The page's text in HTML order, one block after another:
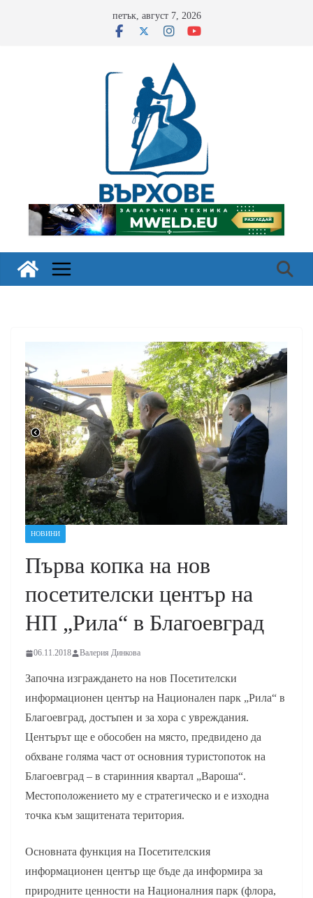
петък, август 7, 2026
НОВИНИ
Първа копка на нов
посетителски център на
НП „Рила“ в Благоевград
06.11.2018 Валерия Динкова
Започна изграждането на нов Посетителски
информационен център на Национален парк „Рила“ в
Благоевград, достъпен и за хора с увреждания.
Центърът ще е обособен на място, предвидено да
обхване голяма част от основния туристопоток на
Благоевград – в старинния квартал „Вароша“.
Местоположението му е стратегическо и е изходна
точка към защитената територия.
Основната функция на Посетителския
информационен център ще бъде да информира за
природните ценности на Националния парк (флора,